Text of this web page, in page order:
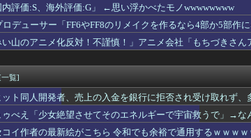
イが現れるようになって嫌になるわ
に来た結果ｗｗｗｗｗｗｗｗｗｗｗｗｗｗｗ
、友達に『死ね』と冗談で言うことがある」←これマジ？...
うやついるけどどういう理屈なの？
者から性被害
ラセが判明してめっちゃ炎上wwwwwwwwwwww...
、嘘をつかない」
ちらに住めばいいんだこれは…
イラスト違い「朔夜しぐれ」が手に入るジェムパックはK...
って言うほどうまくないよね
内評価:S、海外評価:G」 ←思い浮かべたモノwwwwwwww
ロデューサー「FF6やFF8のリメイクを作るなら4部か5部作に
い山のアニメ化反対！不謹慎！」アニメ会社「もちづきさ
[一覧]
ット同人開発者、売上の入金を銀行に拒否され受け取れず
ゥべえ「少女絶望させてそのエネルギーで宇宙救うで」→
コイ作者の最新絵がこちら 令和でも余裕で通用するｗｗｗｗ